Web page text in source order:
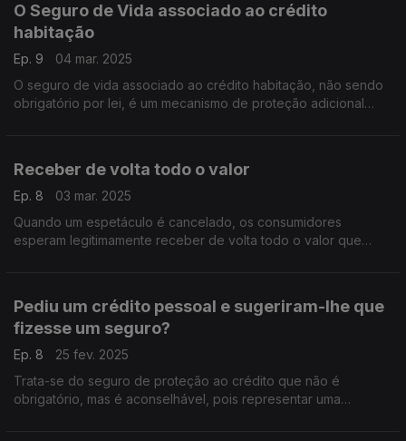
O Seguro de Vida associado ao crédito
habitação
Ep. 9
04 mar. 2025
O seguro de vida associado ao crédito habitação, não sendo
obrigatório por lei, é um mecanismo de proteção adicional
Receber de volta todo o valor
Ep. 8
03 mar. 2025
Quando um espetáculo é cancelado, os consumidores
esperam legitimamente receber de volta todo o valor que
Pediu um crédito pessoal e sugeriram-lhe que
fizesse um seguro?
Ep. 8
25 fev. 2025
Trata-se do seguro de proteção ao crédito que não é
obrigatório, mas é aconselhável, pois representar uma